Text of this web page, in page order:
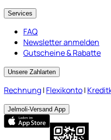
Services
FAQ
Newsletter anmelden
Gutscheine & Rabatte
Unsere Zahlarten
Rechnung| Flexikonto|
Jelmoli-Versand App